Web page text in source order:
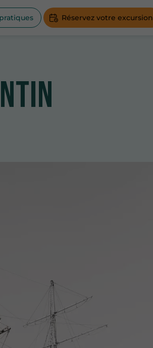
Réservez votre excursion